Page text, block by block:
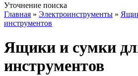
Уточнение поиска
Главная » Электроинструменты »
инструментов
Ящики и сумки
инструментов